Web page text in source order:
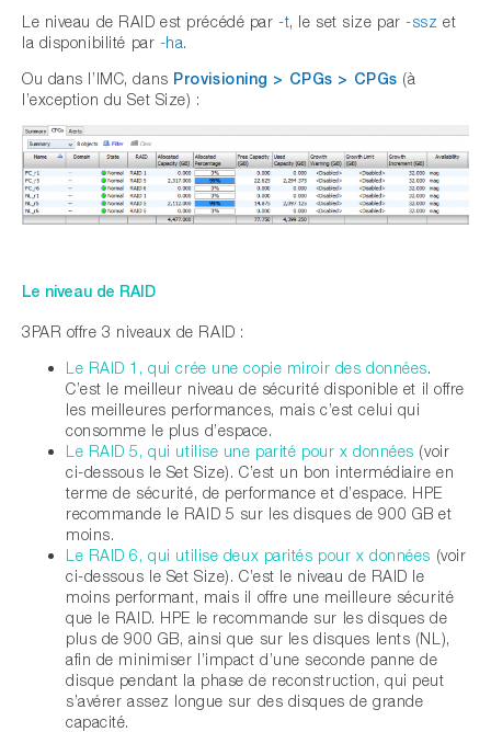
Le niveau de RAID est précédé par -t, le set size par-ssz et
la disponibilité par -ha.
Ou dans l’IMC, dans Provisioning > CPGs > CPGs (à
l’exception du Set Size) :
Le niveau de RAID
3PAR offre 3 niveaux de RAID :
Le RAID 1, qui crée une copie miroir des données.
C’est le meilleur niveau de sécurité disponible et il offre
les meilleures performances, mais c’est celui qui
consomme le plus d’espace.
Le RAID 5, qui utilise une parité pour x données (voir
ci-dessous le Set Size). C’est un bon intermédiaire en
terme de sécurité, de performance et d’espace. HPE
recommande le RAID 5 sur les disques de 900 GB et
moins.
Le RAID 6, qui utilise deux parités pour x données (voir
ci-dessous le Set Size). C’est le niveau de RAID le
moins performant, mais il offre une meilleure sécurité
que le RAID. HPE le recommande sur les disques de
plus de 900 GB, ainsi que sur les disques lents (NL),
afin de minimiser l’impact d’une seconde panne de
disque pendant la phase de reconstruction, qui peut
s’avérer assez longue sur des disques de grande
capacité.